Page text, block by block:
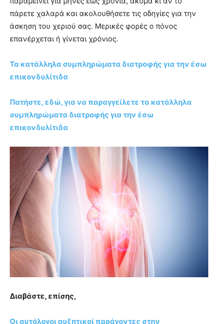
πάρετε χαλαρά και ακολουθήσετε τις οδηγίες για την
άσκηση του χεριού σας. Μερικές φορές ο πόνος
επανέρχεται ή γίνεται χρόνιος.
Τα κατάλληλα συμπληρώματα διατροφής για την έσω
επικονδυλίτιδα
Πατήστε, εδώ, για να παραγγείλετε τα κατάλληλα
συμπληρώματα διατροφής για την έσω
επικονδυλίτιδα
Διαβάστε, επίσης,
Οι αυτόλογοι αυξητικοί παράγοντες στην